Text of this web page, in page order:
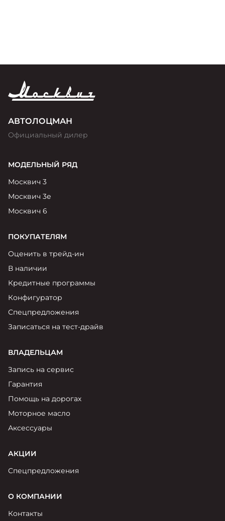
АВТОЛОЦМАН
Официальный дилер
МОДЕЛЬНЫЙ РЯД
Москвич 3
Москвич 3е
Москвич 6
ПОКУПАТЕЛЯМ
Оценить в трейд-ин
В наличии
Кредитные программы
Конфигуратор
Спецпредложения
Записаться на тест-драйв
ВЛАДЕЛЬЦАМ
Запись на сервис
Гарантия
Помощь на дорогах
Моторное масло
Аксессуары
АКЦИИ
Спецпредложения
О КОМПАНИИ
Контакты